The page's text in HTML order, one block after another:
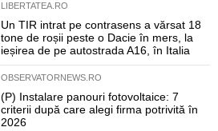
LIBERTATEA.RO
Un TIR intrat pe contrasens a vărsat 18
tone de roșii peste o Dacie în mers, la
ieșirea de pe autostrada A16, în Italia
OBSERVATORNEWS.RO
(P) Instalare panouri fotovoltaice: 7
criterii după care alegi firma potrivită în
2026